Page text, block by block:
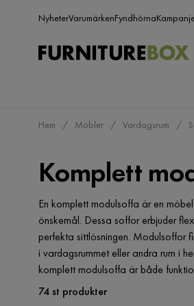
NyheterVarumärkenFyndhörna
Hem Möbler Vardagsrum
Komplett
En komplett modulsoffa är en
önskemål. Dessa soffor erbjuder
perfekta sittlösningen. Modulsoffor
i vardagsrummet eller andra rum i
komplett modulsoffa är både
74 st produkter